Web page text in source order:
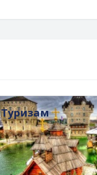
Туризам